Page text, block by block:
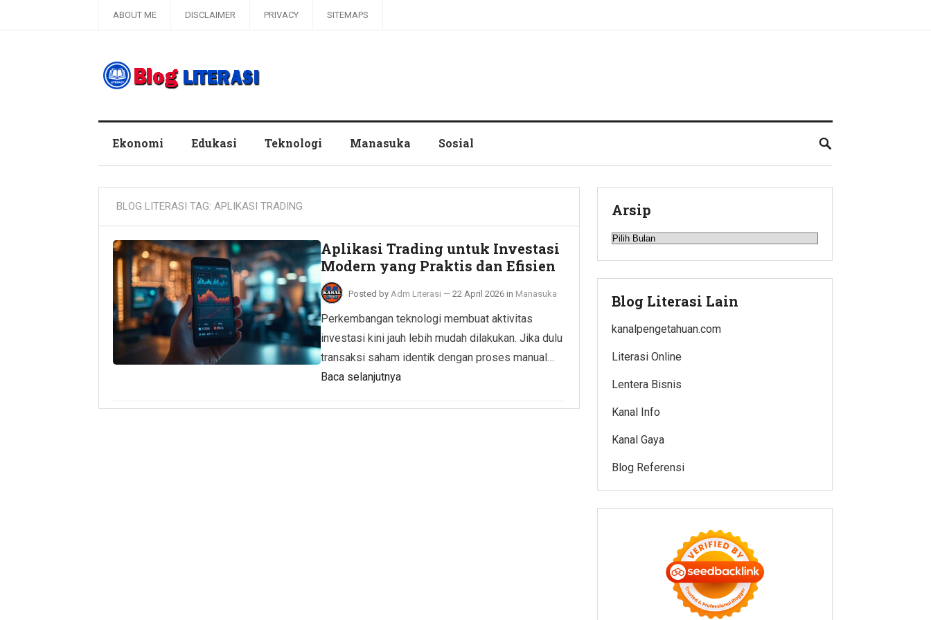
ABOUT ME DISCLAIMER PRIVACY SITEMAPS
Ekonomi Edukasi Teknologi Manasuka Sosial
BLOG LITERASI TAG: APLIKASI TRADING
Aplikasi Trading untuk Investasi
Modern yang Praktis dan Efisien
Posted by Adm Literasi — 22 April 2026 in Manasuka
Perkembangan teknologi membuat aktivitas
investasi kini jauh lebih mudah dilakukan. Jika dulu
transaksi saham identik dengan proses manual…
Baca selanjutnya
Arsip
Arsip
Blog Literasi Lain
kanalpengetahuan.com
Literasi Online
Lentera Bisnis
Kanal Info
Kanal Gaya
Blog Referensi